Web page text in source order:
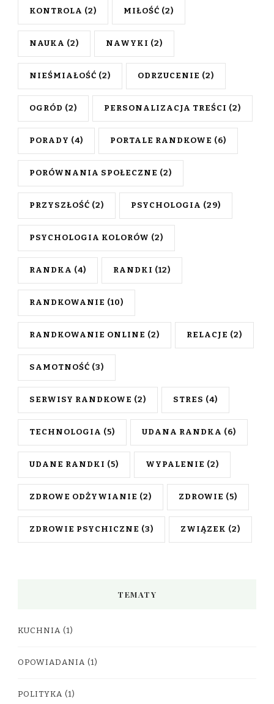
KONTROLA (2) MIŁOŚĆ (2)
NAUKA (2) NAWYKI (2)
NIEŚMIAŁOŚĆ (2) ODRZUCENIE (2)
OGRÓD (2) PERSONALIZACJA TREŚCI (2)
PORADY (4) PORTALE RANDKOWE (6)
PORÓWNANIA SPOŁECZNE (2)
PRZYSZŁOŚĆ (2) PSYCHOLOGIA (29)
PSYCHOLOGIA KOLORÓW (2)
RANDKA (4) RANDKI (12)
RANDKOWANIE (10)
RANDKOWANIE ONLINE (2) RELACJE (2)
SAMOTNOŚĆ (3)
SERWISY RANDKOWE (2) STRES (4)
TECHNOLOGIA (5) UDANA RANDKA (6)
UDANE RANDKI (5) WYPALENIE (2)
ZDROWE ODŻYWIANIE (2) ZDROWIE (5)
ZDROWIE PSYCHICZNE (3) ZWIĄZEK (2)
TEMATY
KUCHNIA (1)
OPOWIADANIA (1)
POLITYKA (1)